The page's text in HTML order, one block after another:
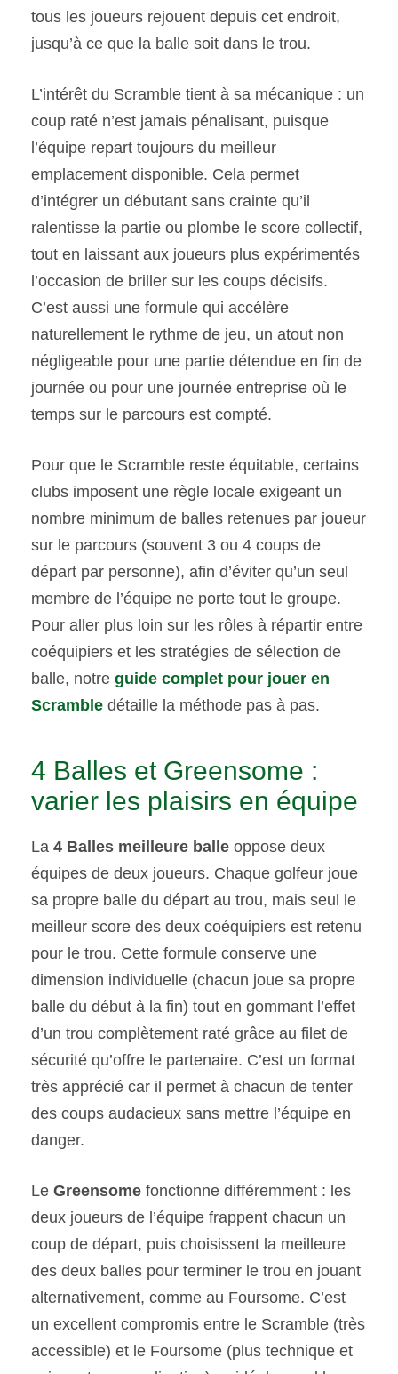
tous les joueurs rejouent depuis cet endroit,
jusqu’à ce que la balle soit dans le trou.
L’intérêt du Scramble tient à sa mécanique : un
coup raté n’est jamais pénalisant, puisque
l’équipe repart toujours du meilleur
emplacement disponible. Cela permet
d’intégrer un débutant sans crainte qu’il
ralentisse la partie ou plombe le score collectif,
tout en laissant aux joueurs plus expérimentés
l’occasion de briller sur les coups décisifs.
C’est aussi une formule qui accélère
naturellement le rythme de jeu, un atout non
négligeable pour une partie détendue en fin de
journée ou pour une journée entreprise où le
temps sur le parcours est compté.
Pour que le Scramble reste équitable, certains
clubs imposent une règle locale exigeant un
nombre minimum de balles retenues par joueur
sur le parcours (souvent 3 ou 4 coups de
départ par personne), afin d’éviter qu’un seul
membre de l’équipe ne porte tout le groupe.
Pour aller plus loin sur les rôles à répartir entre
coéquipiers et les stratégies de sélection de
balle, notre guide complet pour jouer en
Scramble détaille la méthode pas à pas.
4 Balles et Greensome :
varier les plaisirs en équipe
La 4 Balles meilleure balle oppose deux
équipes de deux joueurs. Chaque golfeur joue
sa propre balle du départ au trou, mais seul le
meilleur score des deux coéquipiers est retenu
pour le trou. Cette formule conserve une
dimension individuelle (chacun joue sa propre
balle du début à la fin) tout en gommant l’effet
d’un trou complètement raté grâce au filet de
sécurité qu’offre le partenaire. C’est un format
très apprécié car il permet à chacun de tenter
des coups audacieux sans mettre l’équipe en
danger.
Le Greensome fonctionne différemment : les
deux joueurs de l’équipe frappent chacun un
coup de départ, puis choisissent la meilleure
des deux balles pour terminer le trou en jouant
alternativement, comme au Foursome. C’est
un excellent compromis entre le Scramble (très
accessible) et le Foursome (plus technique et